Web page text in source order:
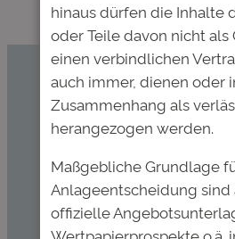
Kommen Sie mit uns ins
069-920
hinaus dürfen die Inhalte
oder Teile davon nicht
einen verbindlichen
auch immer, dienen oder
Zusammenhang als
herangezogen werden.
Maßgebliche Grundlage
Anlageentscheidung sind
offizielle